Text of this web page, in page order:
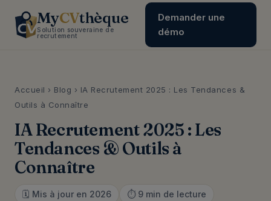
MyCVthèque
Solution souveraine de
recrutement
Demander une
démo
Accueil › Blog › IA Recrutement 2025 : Les Tendances &
Outils à Connaître
IA Recrutement 2025 : Les
Tendances & Outils à
Connaître
🗓️ Mis à jour en 2026
⏱️ 9 min de lecture